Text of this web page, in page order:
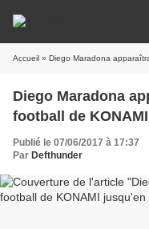
Accueil » Diego Maradona
Diego Maradona
football de
Publié le 07/06/2017 à 17:37
Par Defthunder